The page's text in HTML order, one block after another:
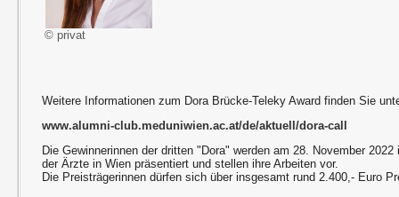
© privat
Weitere Informationen zum Dora Brücke-Teleky Award finden Sie
www.alumni-club.meduniwien.ac.at/de/aktuell/dora-call
Die Gewinnerinnen der dritten "Dora" werden am 28. November
der Ärzte in Wien präsentiert und stellen ihre Arbeiten vor.
Die Preisträgerinnen dürfen sich über insgesamt rund 2.400,- Euro